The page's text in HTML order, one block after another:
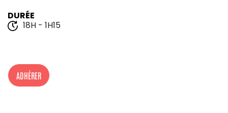
DURÉE
18H - 1H15
ADHÉRER